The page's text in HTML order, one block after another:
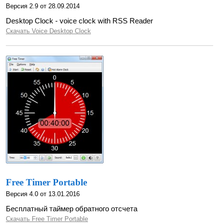
Версия 2.9 от 28.09.2014
Desktop Clock - voice clock with RSS Reader
Скачать Voice Desktop Clock
Free Timer Portable
Версия 4.0 от 13.01.2016
Бесплатный таймер обратного отсчета
Скачать Free Timer Portable